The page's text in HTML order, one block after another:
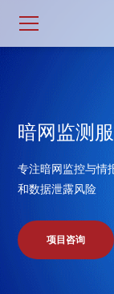
暗网监测 服
专注暗网监控与情
和数据泄露风险
项目咨询